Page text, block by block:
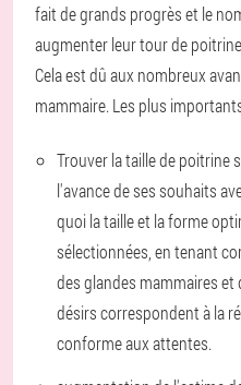
fait de grands progrès et le
augmenter leur tour de
Cela est dû aux nombreux
mammaire. Les plus
Trouver la taille de poitrine
l'avance de ses souhaits
quoi la taille et la forme
sélectionnées, en tenant
des glandes mammaires
désirs correspondent à la
conforme aux attentes.